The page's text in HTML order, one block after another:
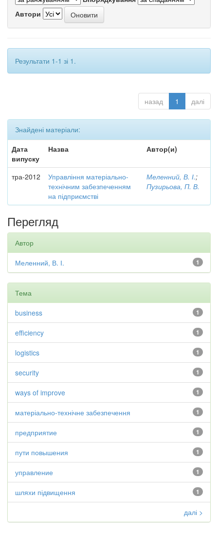
Автори
Результати 1-1 зі 1.
назад 1 далі
Знайдені матеріали:
Дата
випуску
Назва Автор(и)
тра-2012
Управління матеріально-
технічним забезпеченням
на підприємстві
Меленний, В. І.;
Пузирьова, П. В.
Перегляд
Автор
1
Меленний, В. І.
Тема
1
business
1
efficiency
1
logistics
1
security
1
ways of improve
1
матеріально-технічне забезпечення
1
предприятие
1
пути повышения
1
управление
1
шляхи підвищення
далі >